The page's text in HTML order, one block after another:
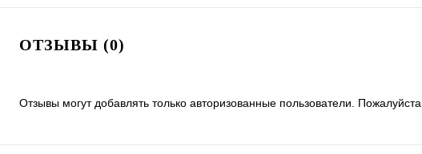
ОТЗЫВЫ (0)
Отзывы могут добавлять только авторизованные пользователи. Пожалуйста,